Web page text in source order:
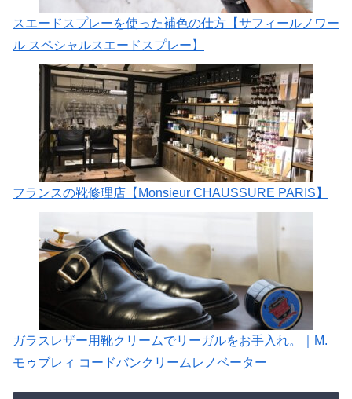
スエードスプレーを使った補色の仕方【サフィールノワー
ル スペシャルスエードスプレー】
フランスの靴修理店【Monsieur CHAUSSURE PARIS】
ガラスレザー用靴クリームでリーガルをお手入れ。｜M.
モゥブレィ コードバンクリームレノベーター